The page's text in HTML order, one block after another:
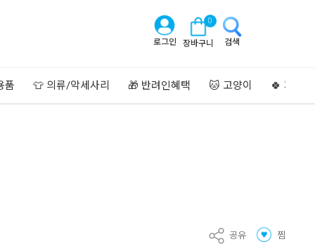
로그인 장바구니
0
검색
품 👕 의류/악세사리 🎁 반려인혜택 🐱 고양이 🍀 페이
공유 찜